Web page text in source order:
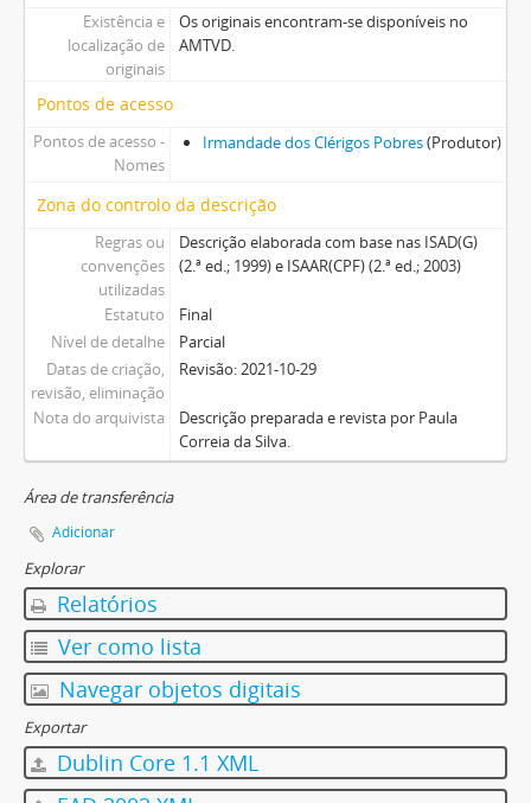
Existência e
localização de
originais
Os originais encontram-se disponíveis no
AMTVD.
Pontos de acesso
Pontos de acesso -
Nomes
Irmandade dos Clérigos Pobres(Produtor)
Zona do controlo da descrição
Regras ou
convenções
utilizadas
Descrição elaborada com base nas ISAD(G)
(2.ª ed.; 1999) e ISAAR(CPF) (2.ª ed.; 2003)
Estatuto
Final
Nível de detalhe
Parcial
Datas de criação,
revisão, eliminação
Revisão: 2021-10-29
Nota do arquivista
Descrição preparada e revista por Paula
Correia da Silva.
Área de transferência
Adicionar
Explorar
Relatórios
Ver como lista
Navegar objetos digitais
Exportar
Dublin Core 1.1 XML